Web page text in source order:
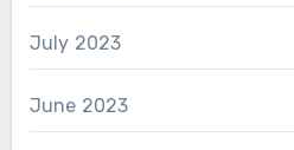
July 2023
June 2023